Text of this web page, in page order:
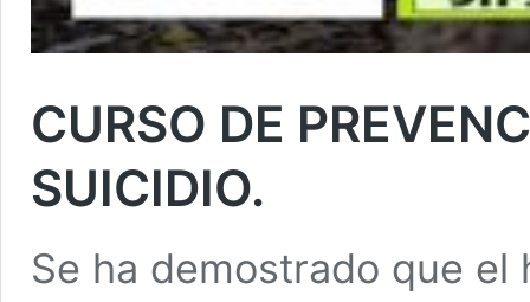
CURSO DE
SUICIDIO.
Se ha demostrado que